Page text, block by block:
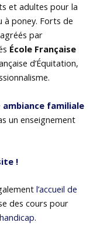
et adultes pour la
à poney. Forts de
par
École Française
d’Équitation,
ambiance familiale
un enseignement
!
l’accueil de
des cours pour
.